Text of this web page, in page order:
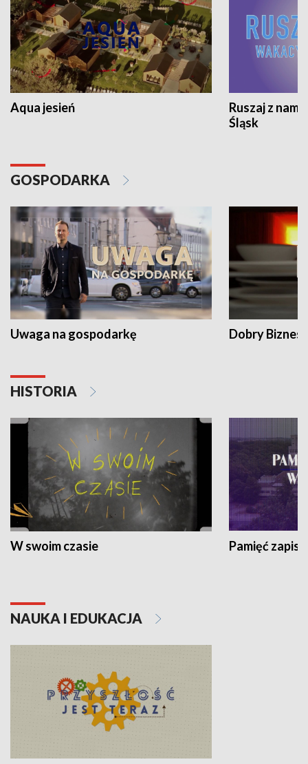
Aqua jesień
Ruszaj z
Śląsk
GOSPODARKA
Uwaga na gospodarkę Dobry Biznes
HISTORIA
W swoim czasie Pamięć
NAUKA I EDUKACJA